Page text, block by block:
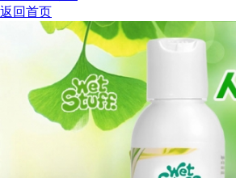
返回首页